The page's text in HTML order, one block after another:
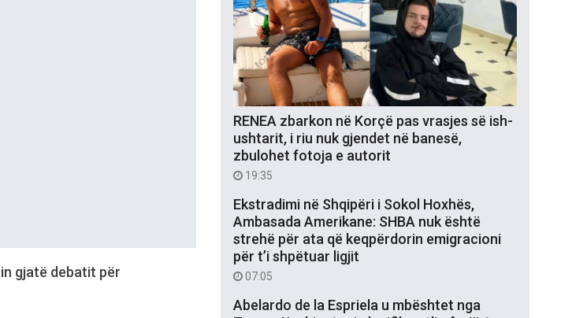
gjatë debatit për
RENEA zbarkon në Korçë pas vrasjes së ish-
ushtarit, i riu nuk gjendet në banesë,
zbulohet fotoja e autorit
19:35
Ekstradimi në Shqipëri i Sokol Hoxhës,
Ambasada Amerikane: SHBA nuk është
strehë për ata që keqpërdorin emigracioni
për t’i shpëtuar ligjit
07:05
Abelardo de la Espriela u mbështet nga